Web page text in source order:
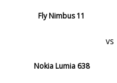
Fly Nimbus 11
vs
Nokia Lumia 638